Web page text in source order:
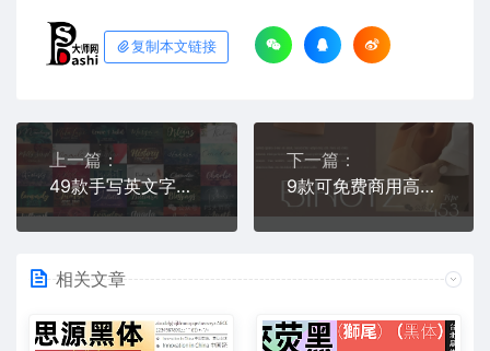
复制本文链接
上一篇：
49款手写英文字体包库免费分享下载PS连笔签名花体电商平面设计师素材Procreate海报贺卡婚礼logo杂志排版合集大师网商用
下一篇：
9款可免费商用高级感手写英文字体免费分享下载素材库包合集PS平面电商设计艺术vlog清新品牌时尚Procreate海报贺卡大师网
相关文章